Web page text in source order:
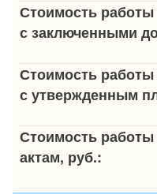
Стоимость работы
с заключенными
Стоимость работы
с утвержденным
Стоимость работы
актам, руб.: